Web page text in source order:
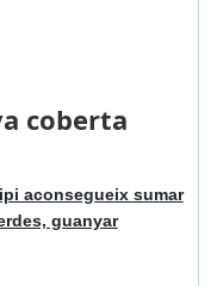
coberta
aconsegueix sumar
guanyar